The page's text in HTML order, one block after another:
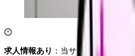
求人情報あり ：当サイトは自社求